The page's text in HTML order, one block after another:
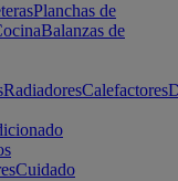
Planchas de
Balanzas de
RadiadoresCalefactores
Cuidado